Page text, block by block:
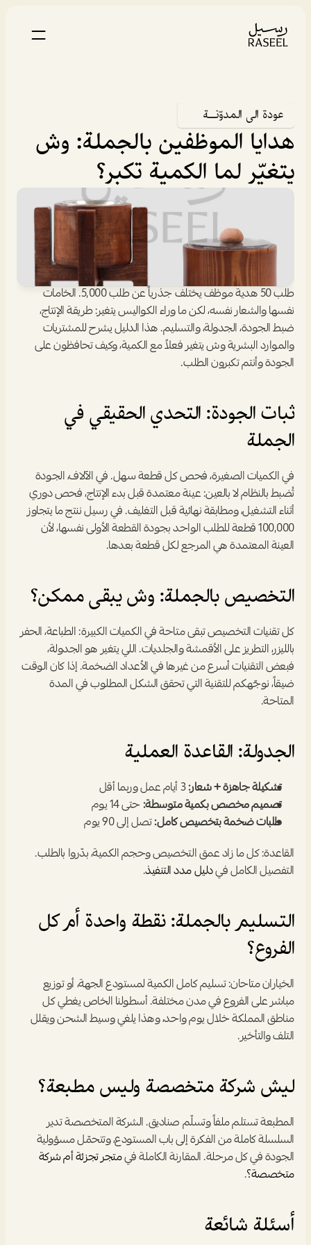
عودة الى المدوّنــة
يتغيّر لما الكمية تكبر؟
نفسها والشعار نفسه، لكن ما وراء الكواليس يتغير: طريقة الإنتاج،
والموارد البشرية وش يتغير فعلاً مع الكمية، وكيف تحافظون على
الجودة وأنتم تكبرون الطلب.
الجملة
تُضبط بالنظام لا بالعين: عينة معتمدة قبل بدء الإنتاج، فحص دوري
أثناء التشغيل، ومطابقة نهائية قبل التغليف. في رسيل ننتج ما يتجاوز
العينة المعتمدة هي المرجع لكل قطعة بعدها.
التخصيص بالجملة: وش يبقى ممكن؟
كل تقنيات التخصيص تبقى متاحة في الكميات الكبيرة: الطباعة، الحفر
بالليزر، التطريز على الأقمشة والجلديات. اللي يتغير هو الجدولة،
فبعض التقنيات أسرع من غيرها في الأعداد الضخمة. إذا كان الوقت
ضيقاً، نوجّهكم للتقنية التي تحقق الشكل المطلوب في المدة
المتاحة.
الجدولة: القاعدة العملية
تشكيلة جاهزة + شعار: 3 أيام عمل وربما أقل
تصميم مخصص بكمية متوسطة: حتى 14 يوم
طلبات ضخمة بتخصيص كامل: تصل إلى 90 يوم
التفصيل الكامل في دليل مدد التنفيذ.
الفروع؟
مباشر على الفروع في مدن مختلفة. أسطولنا الخاص يغطي كل
التلف والتأخير.
ليش شركة متخصصة وليس مطبعة؟
المطبعة تستلم ملفاً وتسلّم صناديق. الشركة المتخصصة تدير
الجودة في كل مرحلة. المقارنة الكاملة في
متخصصة؟.
أسئلة شائعة